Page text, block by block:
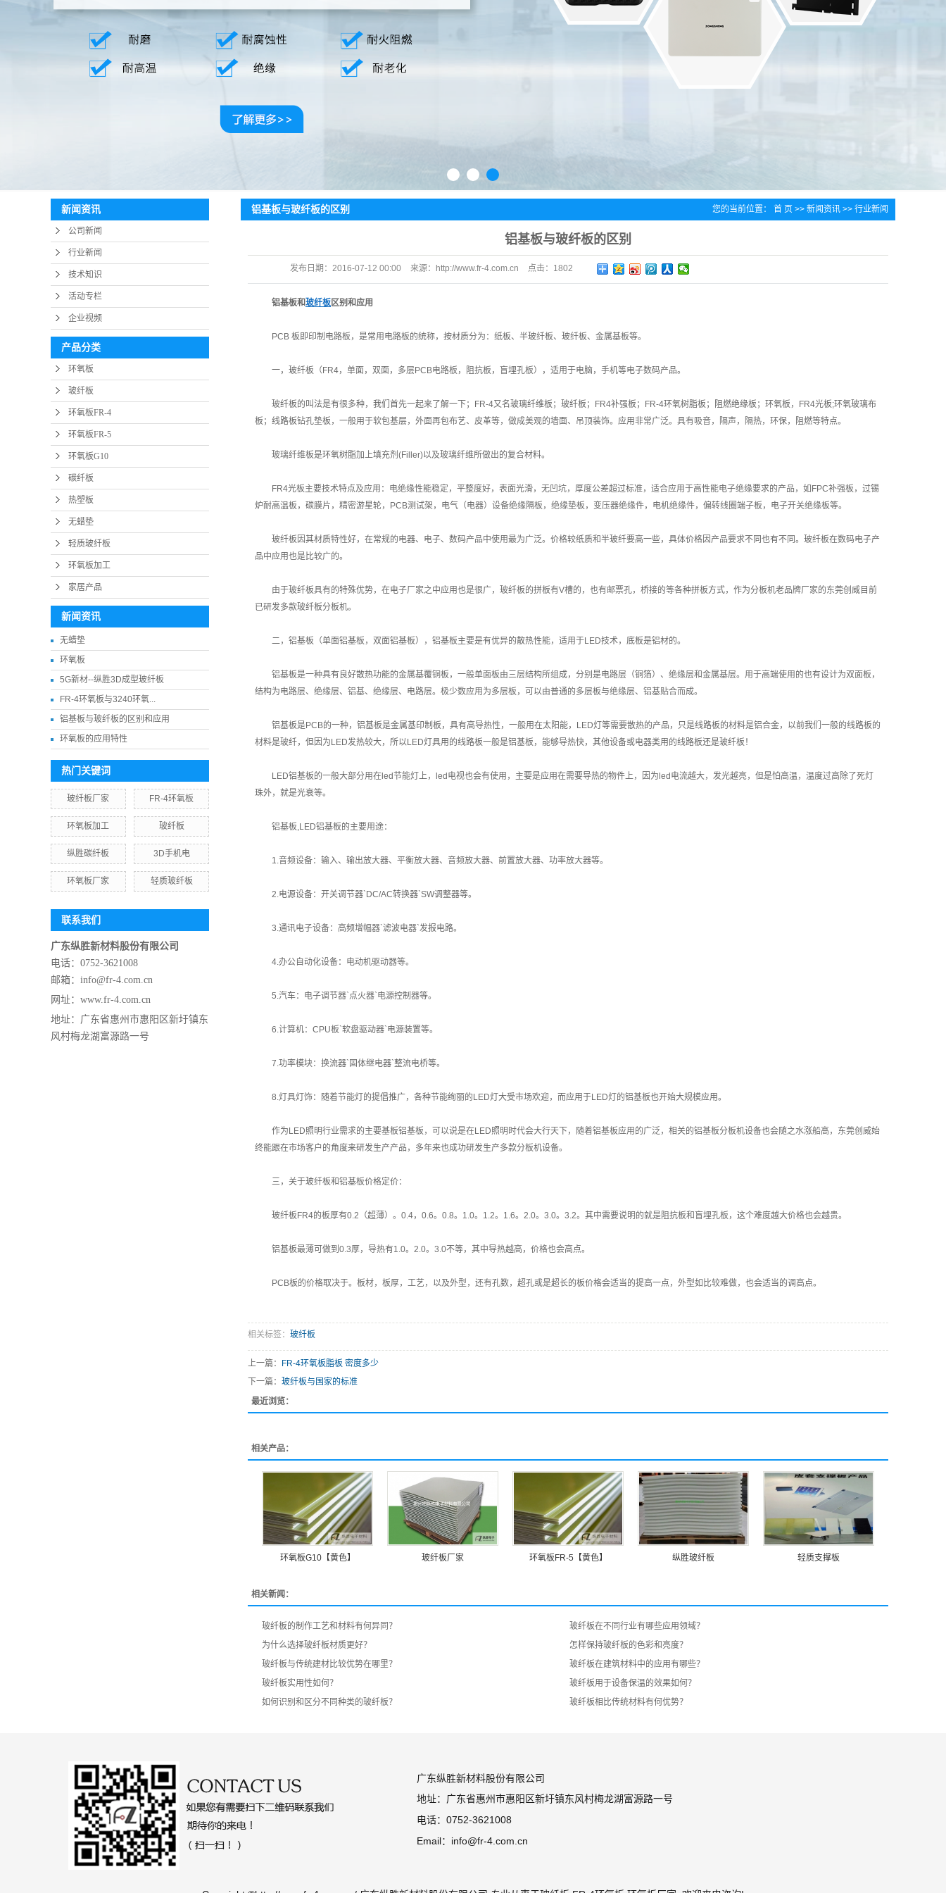
3
新闻资讯
公司新闻
行业新闻
技术知识
活动专栏
企业视频
产品分类
环氧板
玻纤板
环氧板FR-4
环氧板FR-5
环氧板G10
碳纤板
热塑板
无蜡垫
轻质玻纤板
环氧板加工
家居产品
新闻资讯
无蜡垫
环氧板
5G新材--纵胜3D成型玻纤板
FR-4环氧板与3240环氧...
铝基板与玻纤板的区别和应用
环氧板的应用特性
热门关键词
玻纤板厂家 FR-4环氧板
环氧板加工 玻纤板
纵胜碳纤板 3D手机电
环氧板厂家 轻质玻纤板
联系我们
广东纵胜新材料股份有限公司
电话：0752-3621008
邮箱：info@fr-4.com.cn
网址： www.fr-4.com.cn
地址： 广东省惠州市惠阳区新圩镇东
风村梅龙湖富源路一号
铝基板与玻纤板的区别 您的当前位置： 首 页 >> 新闻资讯 >> 行业新闻
铝基板与玻纤板的区别
发布日期： 2016-07-12 00:00 来源： http://www.fr-4.com.cn 点击： 1802
铝基板和玻纤板区别和应用
PCB 板即印制电路板，是常用电路板的统称，按材质分为：纸板、半玻纤板、玻纤板、金属基板等。
一，玻纤板（FR4，单面，双面，多层PCB电路板，阻抗板，盲埋孔板），适用于电脑，手机等电子数码产品。
玻纤板的叫法是有很多种，我们首先一起来了解一下；FR-4又名玻璃纤维板；玻纤板；FR4补强板；FR-4环氧树脂板；阻燃绝缘板；环氧板，FR4光板;环氧玻璃布
板；线路板钻孔垫板，一般用于软包基层，外面再包布艺、皮革等，做成美观的墙面、吊顶装饰。应用非常广泛。具有吸音，隔声，隔热，环保，阻燃等特点。
玻璃纤维板是环氧树脂加上填充剂(Filler)以及玻璃纤维所做出的复合材料。
FR4光板主要技术特点及应用：电绝缘性能稳定，平整度好，表面光滑，无凹坑，厚度公差超过标准，适合应用于高性能电子绝缘要求的产品，如FPC补强板，过锡
炉耐高温板，碳膜片，精密游星轮，PCB测试架，电气（电器）设备绝缘隔板，绝缘垫板，变压器绝缘件，电机绝缘件，偏转线圈端子板，电子开关绝缘板等。
玻纤板因其材质特性好，在常规的电器、电子、数码产品中使用最为广泛。价格较纸质和半玻纤要高一些，具体价格因产品要求不同也有不同。玻纤板在数码电子产
品中应用也是比较广的。
由于玻纤板具有的特殊优势，在电子厂家之中应用也是很广，玻纤板的拼板有V槽的，也有邮票孔，桥接的等各种拼板方式，作为分板机老品牌厂家的东莞创威目前
已研发多款玻纤板分板机。
二，铝基板（单面铝基板，双面铝基板），铝基板主要是有优异的散热性能，适用于LED技术，底板是铝材的。
铝基板是一种具有良好散热功能的金属基覆铜板，一般单面板由三层结构所组成，分别是电路层（铜箔）、绝缘层和金属基层。用于高端使用的也有设计为双面板，
结构为电路层、绝缘层、铝基、绝缘层、电路层。极少数应用为多层板，可以由普通的多层板与绝缘层、铝基贴合而成。
铝基板是PCB的一种，铝基板是金属基印制板，具有高导热性，一般用在太阳能，LED灯等需要散热的产品，只是线路板的材料是铝合金，以前我们一般的线路板的
材料是玻纤，但因为LED发热较大，所以LED灯具用的线路板一般是铝基板，能够导热快，其他设备或电器类用的线路板还是玻纤板！
LED铝基板的一般大部分用在led节能灯上，led电视也会有使用，主要是应用在需要导热的物件上，因为led电流越大，发光越亮，但是怕高温，温度过高除了死灯
珠外，就是光衰等。
铝基板,LED铝基板的主要用途：
1.音频设备：输入、输出放大器、平衡放大器、音频放大器、前置放大器、功率放大器等。
2.电源设备：开关调节器`DC/AC转换器`SW调整器等。
3.通讯电子设备：高频增幅器`滤波电器`发报电路。
4.办公自动化设备：电动机驱动器等。
5.汽车：电子调节器`点火器`电源控制器等。
6.计算机：CPU板`软盘驱动器`电源装置等。
7.功率模块：换流器`固体继电器`整流电桥等。
8.灯具灯饰：随着节能灯的提倡推广，各种节能绚丽的LED灯大受市场欢迎，而应用于LED灯的铝基板也开始大规模应用。
作为LED照明行业需求的主要基板铝基板，可以说是在LED照明时代会大行天下，随着铝基板应用的广泛，相关的铝基板分板机设备也会随之水涨船高，东莞创威始
终能跟在市场客户的角度来研发生产产品，多年来也成功研发生产多款分板机设备。
三，关于玻纤板和铝基板价格定价：
玻纤板FR4的板厚有0.2（超薄）。0.4，0.6。0.8。1.0。1.2。1.6。2.0。3.0。3.2。其中需要说明的就是阻抗板和盲埋孔板，这个难度越大价格也会越贵。
铝基板最薄可做到0.3厚，导热有1.0。2.0。3.0不等，其中导热越高，价格也会高点。
PCB板的价格取决于。板材，板厚，工艺，以及外型，还有孔数，超孔或是超长的板价格会适当的提高一点，外型如比较难做，也会适当的调高点。
相关标签： 玻纤板
上一篇：
FR-4环氧板脂板 密度多少
下一篇： 玻纤板与国家的标准
最近浏览：
相关产品：
环氧板G10【黄色】 玻纤板厂家 环氧板FR-5【黄色】 纵胜玻纤板 轻质支撑板
相关新闻：
玻纤板的制作工艺和材料有何异同？
玻纤板在不同行业有哪些应用领域？
为什么选择玻纤板材质更好？
怎样保持玻纤板的色彩和亮度？
玻纤板与传统建材比较优势在哪里？
玻纤板在建筑材料中的应用有哪些？
玻纤板实用性如何？
玻纤板用于设备保温的效果如何？
如何识别和区分不同种类的玻纤板？
玻纤板相比传统材料有何优势？
广东纵胜新材料股份有限公司
地址：广东省惠州市惠阳区新圩镇东风村梅龙湖富源路一号
电话：0752-3621008
Email：info@fr-4.com.cn